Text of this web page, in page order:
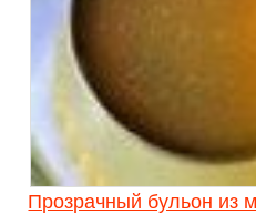
Прозрачный бульон из